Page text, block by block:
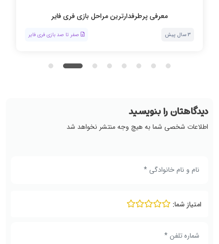
نحوه دو نفره یا تیمی بازی کردن در فری فایر
3 سال پیش صفر تا صد بازی فری فایر
دیدگاهتان را بنویسید
اطلاعات شخصی شما به هیچ وجه منتشر نخواهد شد
امتیاز شما: